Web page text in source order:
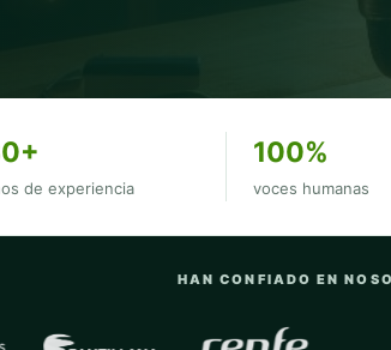
de experiencia
100%
voces humanas
HAN CONFIADO EN
con las que trabaja